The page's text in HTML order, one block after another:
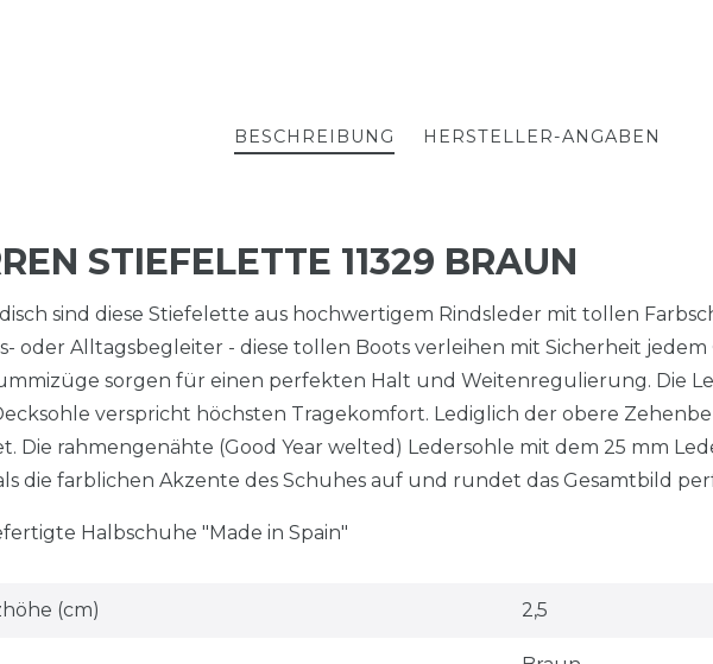
BESCHREIBUNG HERSTELLER-ANGABEN
STIEFELETTE 11329 BRAUN
sind diese Stiefelette aus hochwertigem Rindsleder mit tollen
oder Alltagsbegleiter - diese tollen Boots verleihen mit Sicherheit jedem
sorgen für einen perfekten Halt und Weitenregulierung. Die
verspricht höchsten Tragekomfort. Lediglich der obere
Die rahmengenähte (Good Year welted) Ledersohle mit dem 25 mm
die farblichen Akzente des Schuhes auf und rundet das Gesamtbild
Halbschuhe "Made in Spain"
(cm) 2,5